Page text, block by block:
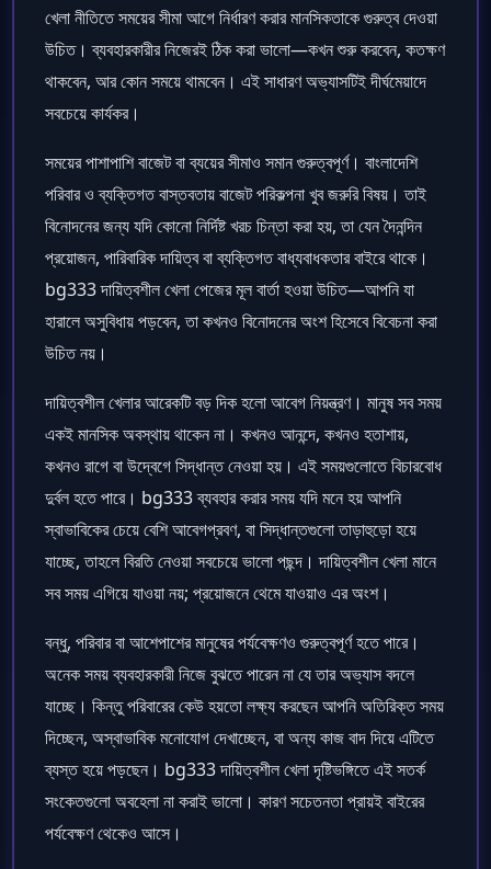
খেলা নীতিতে সময়ের সীমা আগে নির্ধারণ করার মানসিকতাকে গুরুত্ব দেওয়া
উচিত। ব্যবহারকারীর নিজেরই ঠিক করা ভালো—কখন শুরু করবেন, কতক্ষণ
থাকবেন, আর কোন সময়ে থামবেন। এই সাধারণ অভ্যাসটিই দীর্ঘমেয়াদে
সবচেয়ে কার্যকর।
সময়ের পাশাপাশি বাজেট বা ব্যয়ের সীমাও সমান গুরুত্বপূর্ণ। বাংলাদেশি
পরিবার ও ব্যক্তিগত বাস্তবতায় বাজেট পরিকল্পনা খুব জরুরি বিষয়। তাই
বিনোদনের জন্য যদি কোনো নির্দিষ্ট খরচ চিন্তা করা হয়, তা যেন দৈনন্দিন
প্রয়োজন, পারিবারিক দায়িত্ব বা ব্যক্তিগত বাধ্যবাধকতার বাইরে থাকে।
bg333 দায়িত্বশীল খেলা পেজের মূল বার্তা হওয়া উচিত—আপনি যা
হারালে অসুবিধায় পড়বেন, তা কখনও বিনোদনের অংশ হিসেবে বিবেচনা করা
উচিত নয়।
দায়িত্বশীল খেলার আরেকটি বড় দিক হলো আবেগ নিয়ন্ত্রণ। মানুষ সব সময়
একই মানসিক অবস্থায় থাকেন না। কখনও আনন্দে, কখনও হতাশায়,
কখনও রাগে বা উদ্বেগে সিদ্ধান্ত নেওয়া হয়। এই সময়গুলোতে বিচারবোধ
দুর্বল হতে পারে। bg333 ব্যবহার করার সময় যদি মনে হয় আপনি
স্বাভাবিকের চেয়ে বেশি আবেগপ্রবণ, বা সিদ্ধান্তগুলো তাড়াহুড়ো হয়ে
যাচ্ছে, তাহলে বিরতি নেওয়া সবচেয়ে ভালো পছন্দ। দায়িত্বশীল খেলা মানে
সব সময় এগিয়ে যাওয়া নয়; প্রয়োজনে থেমে যাওয়াও এর অংশ।
বন্ধু, পরিবার বা আশেপাশের মানুষের পর্যবেক্ষণও গুরুত্বপূর্ণ হতে পারে।
অনেক সময় ব্যবহারকারী নিজে বুঝতে পারেন না যে তার অভ্যাস বদলে
যাচ্ছে। কিন্তু পরিবারের কেউ হয়তো লক্ষ্য করছেন আপনি অতিরিক্ত সময়
দিচ্ছেন, অস্বাভাবিক মনোযোগ দেখাচ্ছেন, বা অন্য কাজ বাদ দিয়ে এটিতে
ব্যস্ত হয়ে পড়ছেন। bg333 দায়িত্বশীল খেলা দৃষ্টিভঙ্গিতে এই সতর্ক
সংকেতগুলো অবহেলা না করাই ভালো। কারণ সচেতনতা প্রায়ই বাইরের
পর্যবেক্ষণ থেকেও আসে।